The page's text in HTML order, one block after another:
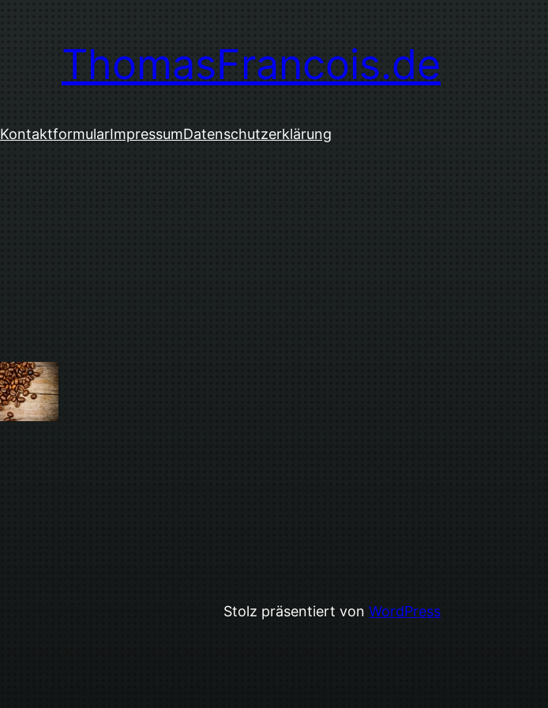
ThomasFrancois.de
KontaktformularImpressumDatenschutzerklärung
Stolz präsentiert von WordPress